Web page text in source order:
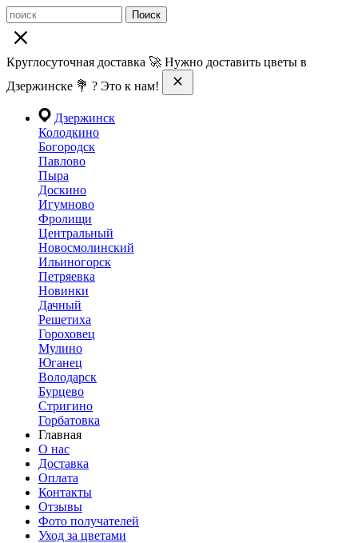
Поиск
Круглосуточная доставка 🚀 Нужно доставить цветы в
Дзержинске 💐 ? Это к нам!
Дзержинск
Колодкино
Богородск
Павлово
Пыра
Доскино
Игумново
Фролищи
Центральный
Новосмолинский
Ильиногорск
Петряевка
Новинки
Дачный
Решетиха
Гороховец
Мулино
Юганец
Володарск
Бурцево
Стригино
Горбатовка
Главная
О нас
Доставка
Оплата
Контакты
Отзывы
Фото получателей
Уход за цветами